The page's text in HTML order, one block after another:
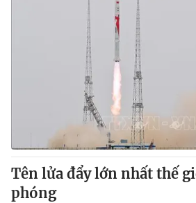
VTV Sức khoẻ
Thị trường 24h
VTV4 Vươn
VTV9 VTV8
Tên lửa đẩy lớn nhất thế
phóng